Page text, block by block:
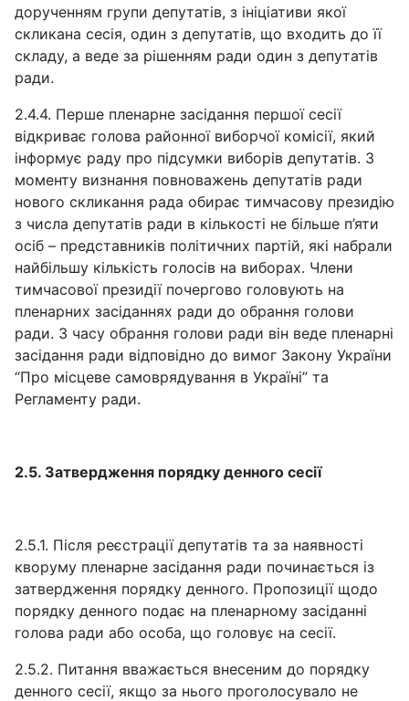
дорученням групи депутатів, з ініціативи якої
скликана сесія, один з депутатів, що входить до її
складу, а веде за рішенням ради один з депутатів
ради.
2.4.4. Перше пленарне засідання першої сесії
відкриває голова районної виборчої комісії, який
інформує раду про підсумки виборів депутатів. З
моменту визнання повноважень депутатів ради
нового скликання рада обирає тимчасову президію
з числа депутатів ради в кількості не більше п’яти
осіб – представників політичних партій, які набрали
найбільшу кількість голосів на виборах. Члени
тимчасової президії почергово головують на
пленарних засіданнях ради до обрання голови
ради. З часу обрання голови ради він веде пленарні
засідання ради відповідно до вимог Закону України
“Про місцеве самоврядування в Україні” та
Регламенту ради.
2.5. Затвердження порядку денного сесії
2.5.1. Після реєстрації депутатів та за наявності
кворуму пленарне засідання ради починається із
затвердження порядку денного. Пропозиції щодо
порядку денного подає на пленарному засіданні
голова ради або особа, що головує на сесії.
2.5.2. Питання вважається внесеним до порядку
денного сесії, якщо за нього проголосувало не